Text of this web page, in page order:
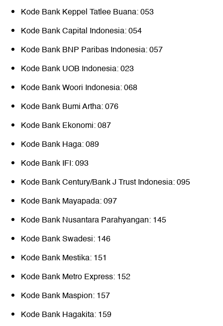
Kode Bank Keppel Tatlee Buana: 053
Kode Bank Capital Indonesia: 054
Kode Bank BNP Paribas Indonesia: 057
Kode Bank UOB Indonesia: 023
Kode Bank Woori Indonesia: 068
Kode Bank Bumi Artha: 076
Kode Bank Ekonomi: 087
Kode Bank Haga: 089
Kode Bank IFI: 093
Kode Bank Century/Bank J Trust Indonesia: 095
Kode Bank Mayapada: 097
Kode Bank Nusantara Parahyangan: 145
Kode Bank Swadesi: 146
Kode Bank Mestika: 151
Kode Bank Metro Express: 152
Kode Bank Maspion: 157
Kode Bank Hagakita: 159